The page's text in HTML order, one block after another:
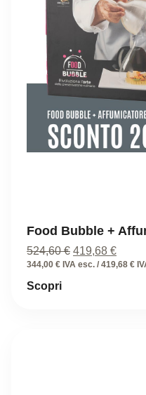
Food Bubble +
524,60€ Il
prezzo
419,68 €Il
344,00 € IVA esc. / 419,68 €
Scopri